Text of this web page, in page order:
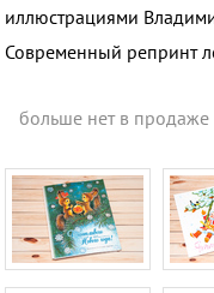
иллюстрациями
Современный репринт
больше нет в продаже